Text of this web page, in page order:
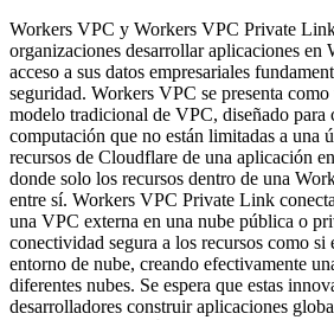
Workers VPC y Workers VPC Private
organizaciones desarrollar aplicaciones en
acceso a sus datos empresariales
seguridad. Workers VPC se presenta
modelo tradicional de VPC, diseñado para
computación que no están limitadas a una
recursos de Cloudflare de una aplicación
donde solo los recursos dentro de una
entre sí. Workers VPC Private Link
una VPC externa en una nube pública o
conectividad segura a los recursos como
entorno de nube, creando efectivamente
diferentes nubes. Se espera que estas
desarrolladores construir aplicaciones